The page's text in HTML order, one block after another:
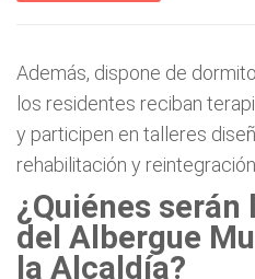
Además, dispone de
los residentes reciban
y participen en talleres
rehabilitación y reintegración
¿Quiénes
del Albergue
la Alcaldía?